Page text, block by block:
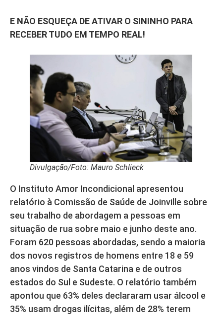
E NÃO ESQUEÇA DE ATIVAR O SININHO PARA
RECEBER TUDO EM TEMPO REAL!
Divulgação/Foto: Mauro Schlieck
O Instituto Amor Incondicional apresentou
relatório à Comissão de Saúde de Joinville sobre
seu trabalho de abordagem a pessoas em
situação de rua sobre maio e junho deste ano.
Foram 620 pessoas abordadas, sendo a maioria
dos novos registros de homens entre 18 e 59
anos vindos de Santa Catarina e de outros
estados do Sul e Sudeste. O relatório também
apontou que 63% deles declararam usar álcool e
35% usam drogas ilícitas, além de 28% terem